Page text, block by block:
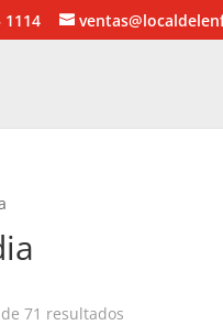
1114
71 resultados